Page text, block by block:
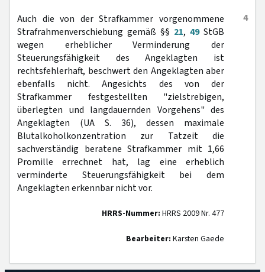
4
Auch die von der Strafkammer vorgenommene
Strafrahmenverschiebung gemäß §§ 21, 49StGB
wegen erheblicher Verminderung der
Steuerungsfähigkeit des Angeklagten ist
rechtsfehlerhaft, beschwert den Angeklagten aber
ebenfalls nicht. Angesichts des von der
Strafkammer festgestellten "zielstrebigen,
überlegten und langdauernden Vorgehens" des
Angeklagten (UA S. 36), dessen maximale
Blutalkoholkonzentration zur Tatzeit die
sachverständig beratene Strafkammer mit 1,66
Promille errechnet hat, lag eine erheblich
verminderte Steuerungsfähigkeit bei dem
Angeklagten erkennbar nicht vor.
HRRS-Nummer: HRRS 2009 Nr. 477
Bearbeiter: Karsten Gaede